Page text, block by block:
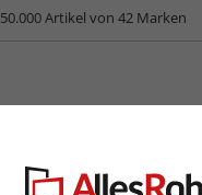
Artikel von 42 Marken
Shop